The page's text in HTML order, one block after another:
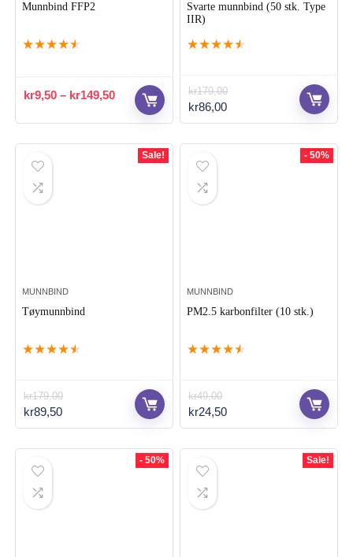
Munnbind FFP2
★★★★★
kr9,50 – kr149,50
Svarte munnbind (50 stk. Type
IIR)
★★★★★
kr179,00
Opprinnelig
pris
kr86,00Nåværende
pris
Sale!
MUNNBIND
Tøymunnbind
★★★★★
kr179,00
Opprinnelig
pris
kr89,50Nåværende
pris
- 50%
MUNNBIND
PM2.5 karbonfilter (10 stk.)
★★★★★
kr49,00
Opprinnelig
pris
kr24,50Nåværende
pris
- 50% Sale!